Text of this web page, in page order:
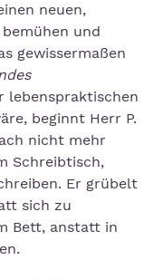
neuen,
und
gewissermaßen
lebenspraktischen
beginnt Herr P.
nicht mehr
Schreibtisch,
Er grübelt
sich zu
Bett, anstatt in